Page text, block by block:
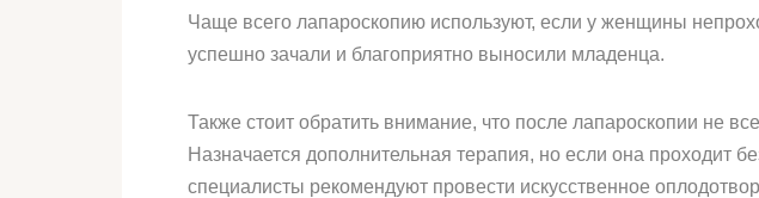
Чаще всего лапароскопию используют, если у женщины
успешно зачали и благоприятно выносили младенца.
Также стоит обратить внимание, что после лапароскопии не
Назначается дополнительная терапия, но если она проходит
специалисты рекомендуют провести искусственное